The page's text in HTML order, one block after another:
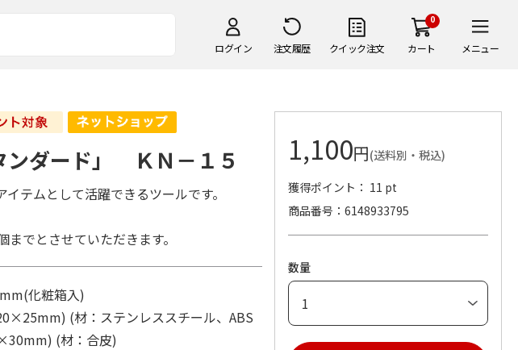
ログイン 注文履歴 クイック注文
0
カート メニュー
ンダード」 ＫＮ－１５
テムとして活躍できるツールです。
でとさせていただきます。
化粧箱入)
(材：ステンレススチール、ABS
(材：合皮)
1,100円(送料別・税込)
獲得ポイント： 11 pt
商品番号
6148933795
数量